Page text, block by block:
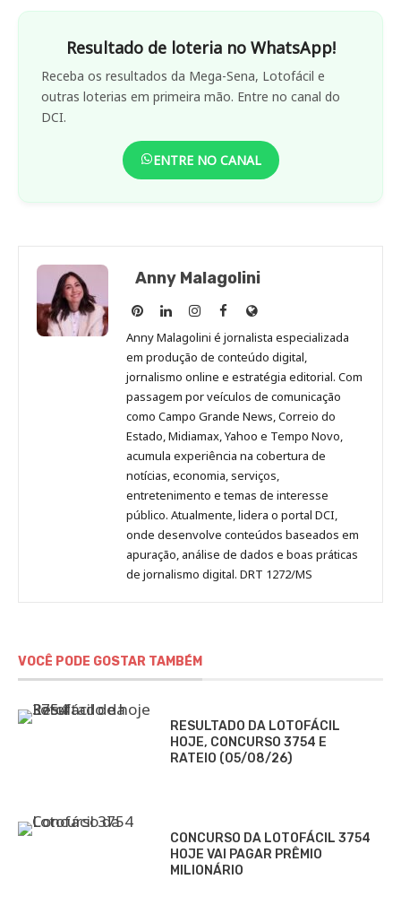
Resultado de loteria no WhatsApp!
Receba os resultados da Mega-Sena, Lotofácil e
outras loterias em primeira mão. Entre no canal do
DCI.
ENTRE NO CANAL
Anny Malagolini
Anny
Malagolini
no
Pinterest
Anny
Malagolini
no
LinkedIn
Anny
Malagolini
no
Instagram
Anny
Malagolini
no
Facebook
Site
de
Anny
Malagolini
Anny Malagolini é jornalista especializada
em produção de conteúdo digital,
jornalismo online e estratégia editorial. Com
passagem por veículos de comunicação
como Campo Grande News, Correio do
Estado, Midiamax, Yahoo e Tempo Novo,
acumula experiência na cobertura de
notícias, economia, serviços,
entretenimento e temas de interesse
público. Atualmente, lidera o portal DCI,
onde desenvolve conteúdos baseados em
apuração, análise de dados e boas práticas
de jornalismo digital. DRT 1272/MS
VOCÊ PODE GOSTAR TAMBÉM
RESULTADO DA LOTOFÁCIL
HOJE, CONCURSO 3754 E
RATEIO (05/08/26)
CONCURSO DA LOTOFÁCIL 3754
HOJE VAI PAGAR PRÊMIO
MILIONÁRIO